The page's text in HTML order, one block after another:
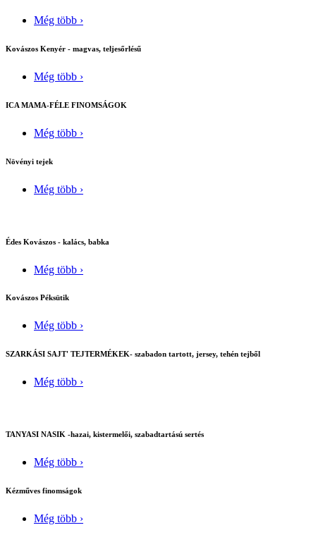
Még több ›
Kovászos Kenyér - magvas, teljesőrlésű
Még több ›
ICA MAMA-FÉLE FINOMSÁGOK
Még több ›
Növényi tejek
Még több ›
Édes Kovászos - kalács, babka
Még több ›
Kovászos Péksütik
Még több ›
SZARKÁSI SAJT' TEJTERMÉKEK- szabadon tartott, jersey, tehén tejből
Még több ›
TANYASI NASIK -hazai, kistermelői, szabadtartású sertés
Még több ›
Kézműves finomságok
Még több ›